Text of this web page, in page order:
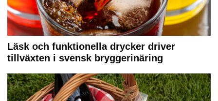
Läsk och funktionella drycker driver
tillväxten i svensk bryggerinäring